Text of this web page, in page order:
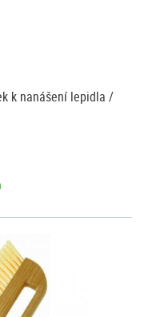
k nanášení lepidla /